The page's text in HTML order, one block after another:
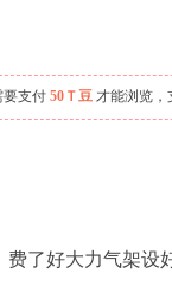
要支付 50Ｔ豆 才能浏览，
费了好大力气架设